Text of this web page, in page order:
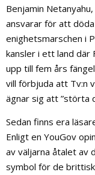
Benjamin
ansvarar för att
enighetsmarschen i
kansler i ett land
upp till fem års
vill förbjuda att Tv:n
ägnar sig att ”störta
Sedan finns era
Enligt en YouGov
av väljarna åtalet av
symbol för de